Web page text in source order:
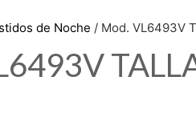
de Noche / Mod. VL6493V